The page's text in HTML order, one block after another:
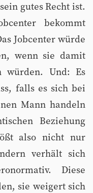
gutes Recht ist.
bekommt
Jobcenter würde
wenn sie damit
würden. Und: Es
falls es sich bei
Mann handeln
Beziehung
also nicht nur
verhält sich
Diese
sie weigert sich